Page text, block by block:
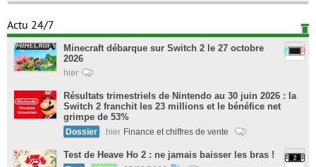
Actu 24/7
Minecraft débarque sur Switch 2 le 27 octobre
2026
hier
Résultats trimestriels de Nintendo au 30 juin 2026 : la
Switch 2 franchit les 23 millions et le bénéfice net
grimpe de 53%
Dossier hier Finance et chiffres de vente
Test de Heave Ho 2 : ne jamais baisser les bras !